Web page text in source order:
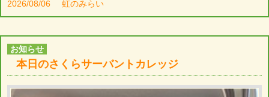
2026/08/06 虹のみらい
お知らせ
本日のさくらサーバントカレッジ